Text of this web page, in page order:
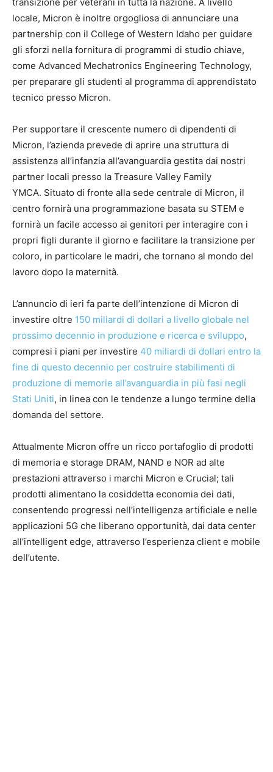
transizione per veterani in tutta la nazione. A livello
locale, Micron è inoltre orgogliosa di annunciare una
partnership con il College of Western Idaho per guidare
gli sforzi nella fornitura di programmi di studio chiave,
come Advanced Mechatronics Engineering Technology,
per preparare gli studenti al programma di apprendistato
tecnico presso Micron.
Per supportare il crescente numero di dipendenti di
Micron, l’azienda prevede di aprire una struttura di
assistenza all’infanzia all’avanguardia gestita dai nostri
partner locali presso la Treasure Valley Family
YMCA. Situato di fronte alla sede centrale di Micron, il
centro fornirà una programmazione basata su STEM e
fornirà un facile accesso ai genitori per interagire con i
propri figli durante il giorno e facilitare la transizione per
coloro, in particolare le madri, che tornano al mondo del
lavoro dopo la maternità.
L’annuncio di ieri fa parte dell’intenzione di Micron di
investire oltre 150 miliardi di dollari a livello globale nel
prossimo decennio in produzione e ricerca e sviluppo,
compresi i piani per investire 40 miliardi di dollari entro la
fine di questo decennio per costruire stabilimenti di
produzione di memorie all’avanguardia in più fasi negli
Stati Uniti, in linea con le tendenze a lungo termine della
domanda del settore.
Attualmente Micron offre un ricco portafoglio di prodotti
di memoria e storage DRAM, NAND e NOR ad alte
prestazioni attraverso i marchi Micron e Crucial; tali
prodotti alimentano la cosiddetta economia dei dati,
consentendo progressi nell’intelligenza artificiale e nelle
applicazioni 5G che liberano opportunità, dai data center
all’intelligent edge, attraverso l’esperienza client e mobile
dell’utente.